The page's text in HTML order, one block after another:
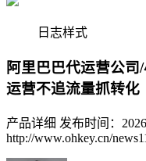
日志样式
阿里巴巴代运营公
运营不追流量抓转化
产品详细 发布时间：
http://www.ohkey.cn/